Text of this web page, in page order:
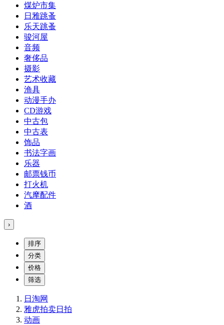
煤炉市集
日雅跳蚤
乐天跳蚤
骏河屋
音频
奢侈品
摄影
艺术收藏
渔具
动漫手办
CD游戏
中古包
中古表
饰品
书法字画
乐器
邮票钱币
打火机
汽摩配件
酒
›
排序
分类
价格
筛选
日淘网
雅虎拍卖日拍
动画